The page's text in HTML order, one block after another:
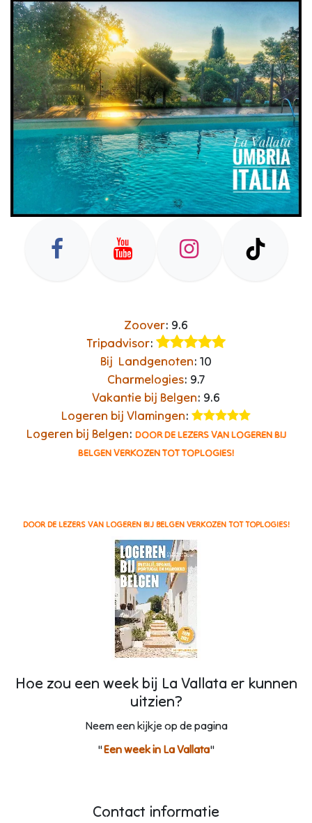
Zoover: 9.6​
Tripadvisor:
Bij Landgenoten: 10
Charmelogies: 9.7
Vakantie bij Belgen: 9.6
Logeren bij Vlamingen: ​
Logeren bij Belgen: DOOR DE LEZERS VAN LOGEREN BIJ
BELGEN VERKOZEN TOT TOPLOGIES!
DOOR DE LEZERS VAN LOGEREN BIJ BELGEN VERKOZEN TOT TOPLOGIES!
Hoe zou een week bij La Vallata er kunnen
uitzien?
Neem een kijkje op de pagina
"Een week in La Vallata"
Contact informatie